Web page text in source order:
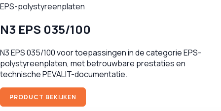
EPS-polystyreenplaten
N3 EPS 035/100
N3 EPS 035/100 voor toepassingen in de categorie EPS-
polystyreenplaten, met betrouwbare prestaties en
technische PEVALIT-documentatie.
PRODUCT BEKIJKEN